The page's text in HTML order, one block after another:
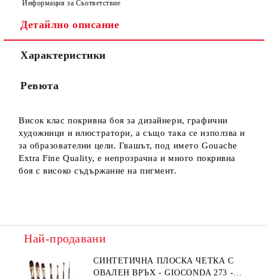
Информация за Съответствие
Детайлно описание
Характеристики
Ревюта
Висок клас покривна боя за дизайнери, графични
художници и илюстратори, а също така се използва и
за образователни цели. Гвашът, под името Gouache
Extra Fine Quality, е непрозрачна и много покривна
боя с високо съдържание на пигмент.
Най-продавани
СИНТЕТИЧНА ПЛОСКА ЧЕТКА С
ОВАЛЕН ВРЪХ - GIOCONDA 273 -